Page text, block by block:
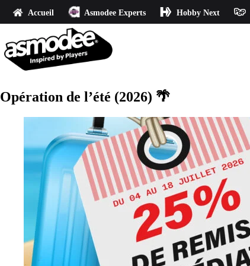
Accueil Asmodee Experts Hobby Next
Opération de l’été (2026) 🌴